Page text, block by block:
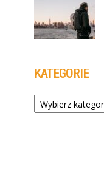
KATEGORIE
Kategorie